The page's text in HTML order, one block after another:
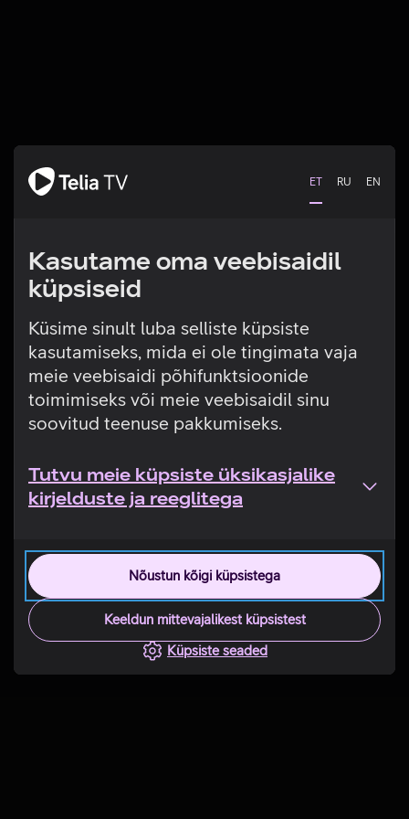
ET RU EN
Kasutame oma veebisaidil
küpsiseid
Küsime sinult luba selliste küpsiste
kasutamiseks, mida ei ole tingimata vaja
meie veebisaidi põhifunktsioonide
toimimiseks või meie veebisaidil sinu
soovitud teenuse pakkumiseks.
Tutvu meie küpsiste üksikasjalike
kirjelduste ja reeglitega
Nõustun kõigi küpsistega
Keeldun mittevajalikest küpsistest
Küpsiste seaded
Tehniline viga